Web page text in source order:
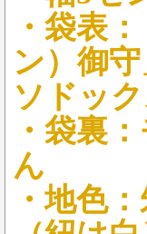
・袋表
ン）御
ソドッ
・袋裏
ん
・地色